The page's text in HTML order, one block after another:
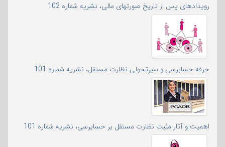
رویدادهای پس از تاریخ صورتهای مالی، نشریه شماره 102
حرفه حسابرسی و سیرتحولی نظارت مستقل، نشریه شماره 101
اهمیت و آثار مثبت نظارت مستقل بر حسابرسی، نشریه شماره 101